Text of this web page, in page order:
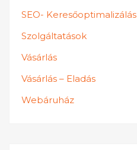
SEO- Keresőoptimalizálás
Szolgáltatások
Vásárlás
Vásárlás – Eladás
Webáruház